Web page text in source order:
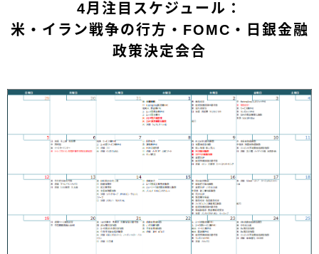
4月注目スケジュール：
米・イラン戦争の行方・FOMC・日銀金融
政策決定会合